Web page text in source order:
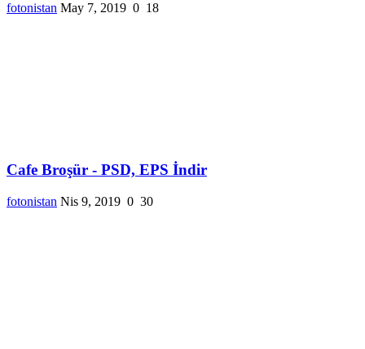
fotonistan May 7, 2019 0 18
Cafe Broşür - PSD, EPS İndir
fotonistan Nis 9, 2019 0 30